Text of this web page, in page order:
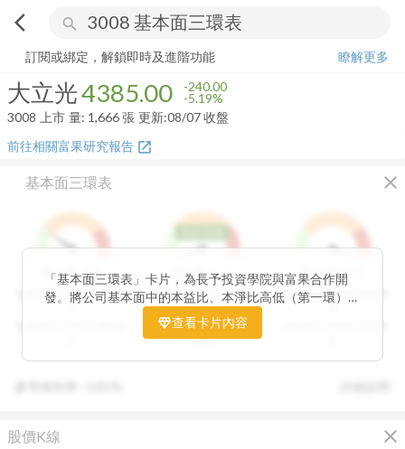
arrow_back_ios search
大立光 4385.00 -5.19%
訂閱或綁定，解鎖即時及進階功能
瞭解更多
大立光4385.00 -240.00
-5.19%
3008
上市 量: 1,666張 更新:08/07 收盤
前往相關富果研究報告 open_in_new
基本面三環表 close
價值環3分
分數越高代表投資價值越
高
股利環 1 分
分數越高代表股利報酬率
越高
分數越低代表股利報酬率
越低
營收環9
分數越高代表營收成長性
高
「基本面三環表」卡片，為長予投資學院與富果合作開
發。將公司基本面中的本益比、本淨比高低（第一環）、
股利報酬率好壞（第二環）以及營收成長性（第三環），
透過數據分析與統計處理，用三環的表達方式讓投資人可
查看卡片內容
股價K線 close